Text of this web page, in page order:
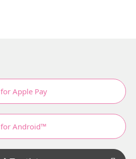
for Apple Pay
for Android™